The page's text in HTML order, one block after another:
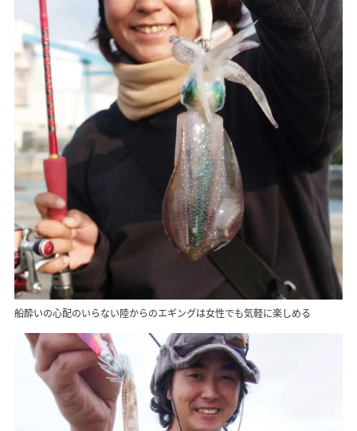
船酔いの心配のいらない陸からのエギングは女性でも気軽に楽しめる